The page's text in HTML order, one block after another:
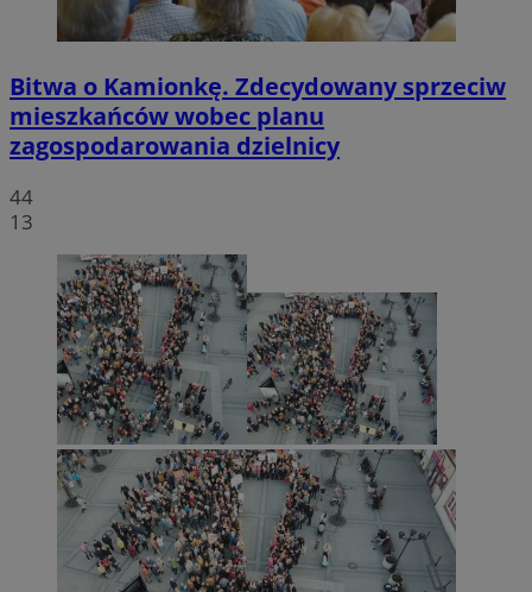
Bitwa o Kamionkę. Zdecydowany sprzeciw
mieszkańców wobec planu
zagospodarowania dzielnicy
44
13